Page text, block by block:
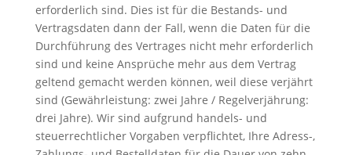
erforderlich sind. Dies ist für die Bestands- und
Vertragsdaten dann der Fall, wenn die Daten für die
Durchführung des Vertrages nicht mehr erforderlich
sind und keine Ansprüche mehr aus dem Vertrag
geltend gemacht werden können, weil diese verjährt
sind (Gewährleistung: zwei Jahre / Regelverjährung:
drei Jahre). Wir sind aufgrund handels- und
steuerrechtlicher Vorgaben verpflichtet, Ihre Adress-,